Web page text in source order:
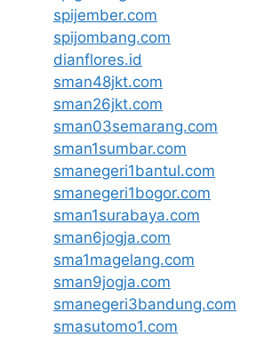
spijember.com
spijombang.com
dianflores.id
sman48jkt.com
sman26jkt.com
sman03semarang.com
sman1sumbar.com
smanegeri1bantul.com
smanegeri1bogor.com
sman1surabaya.com
sman6jogja.com
sma1magelang.com
sman9jogja.com
smanegeri3bandung.com
smasutomo1.com